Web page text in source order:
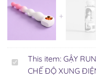
GẬY
RUNG
This item: GẬY
CHẾ ĐỘ XUNG